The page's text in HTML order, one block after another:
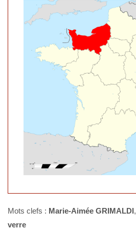
Mots clefs : Marie-Aimée GRIMALDI,
verre